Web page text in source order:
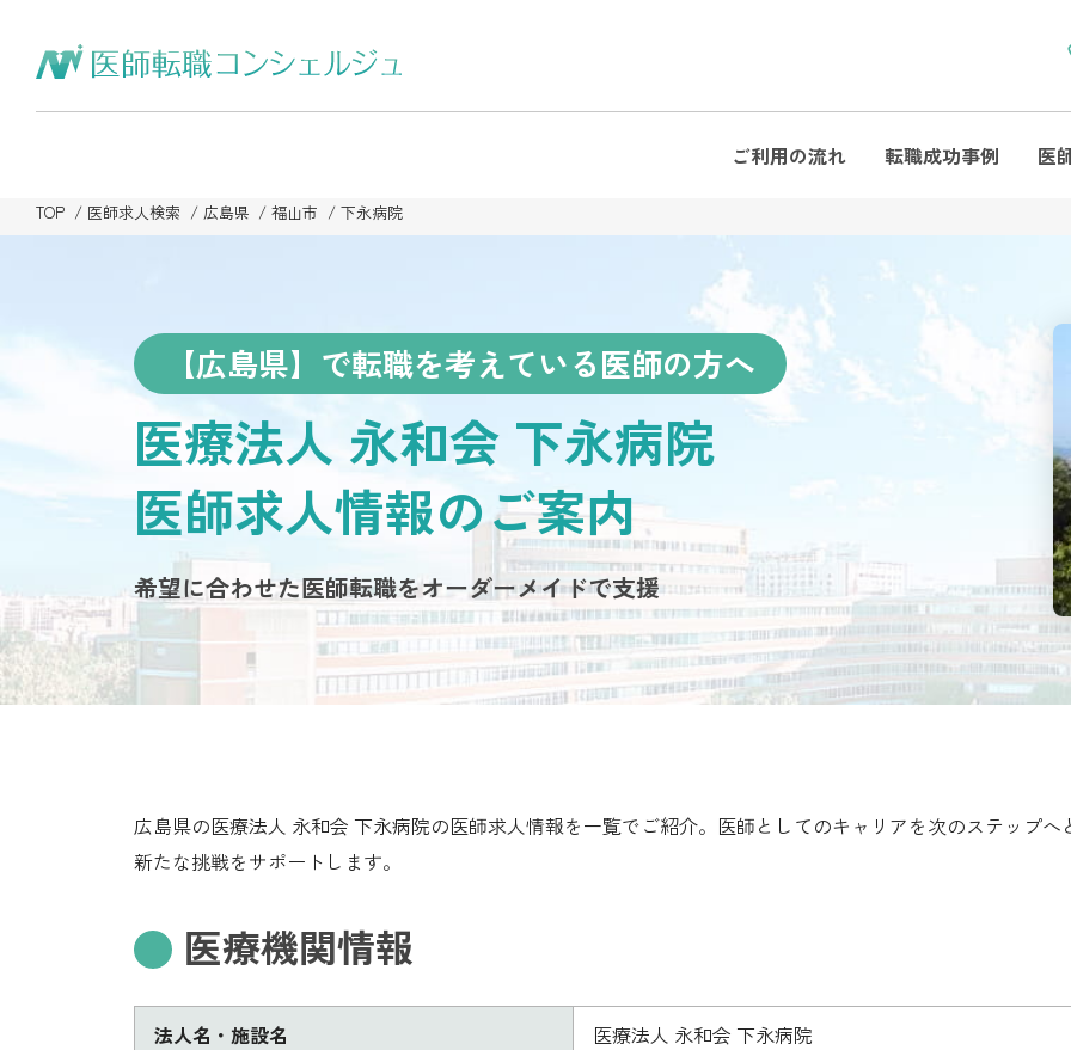
ご利用の流れ 転職成功事例 医
TOP 医師求人検索 広島県 福山市 下永病院
【広島県】で転職を考えている医師の方へ
医療法人 永和会 下永病院
医師求人情報のご案内
希望に合わせた医師転職をオーダーメイドで支援
広島県の医療法人 永和会 下永病院の医師求人情報を一覧でご紹介。医師としてのキャリアを次のステップ
新たな挑戦をサポートします。
医療機関情報
法人名・施設名
医療法人 永和会 下永病院